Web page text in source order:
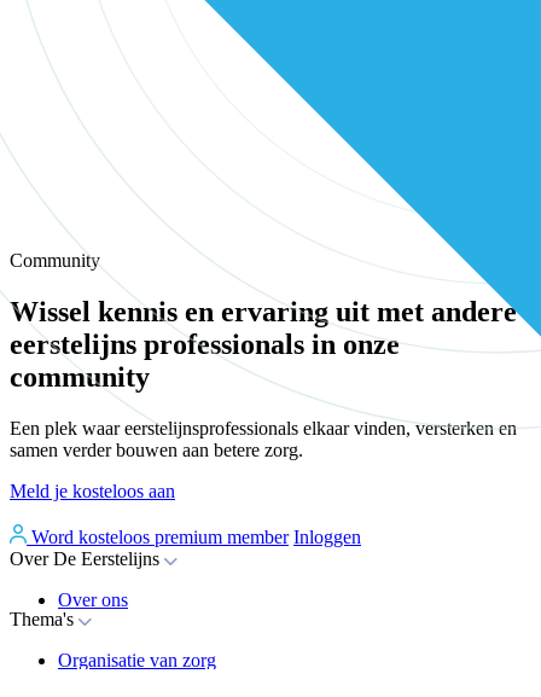
Community
Wissel kennis en ervaring uit met andere
eerstelijns professionals in onze
community
Een plek waar eerstelijnsprofessionals elkaar vinden, versterken en
samen verder bouwen aan betere zorg.
Meld je kosteloos aan
Word kosteloos premium member Inloggen
Over De Eerstelijns
Over ons
Nieuws
Whitepapers
Thema's
Organisatie van zorg